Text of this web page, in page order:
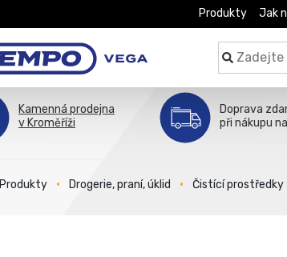
Produkty Jak
Kamenná prodejna
v Kroměříži
Doprava
při nákupu
Produkty Drogerie, praní, úklid Čistící prostředky